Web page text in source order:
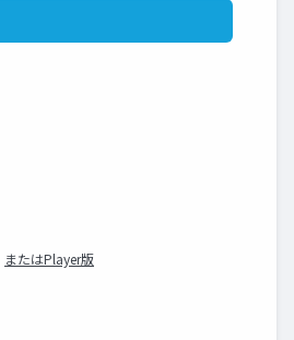
またはPlayer版